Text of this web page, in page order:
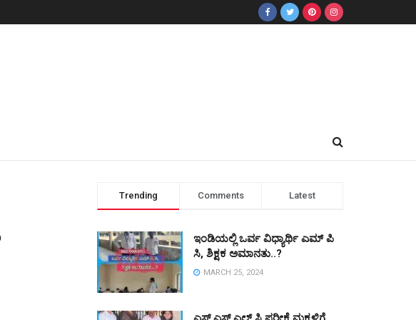
Trending Comments Latest
ಇಂಡಿಯಲ್ಲಿ ಒರ್ವ ವಿಧ್ಯಾರ್ಥಿ ಎಮ್ ಪಿ
ಸಿ, ಶಿಕ್ಷಕ ಅಮಾನತು..?
MARCH 25, 2024